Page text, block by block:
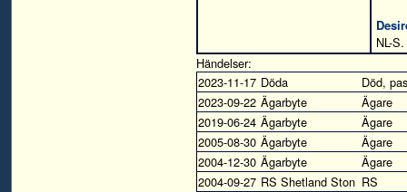
NL-
Händelser:
2023-11-17 Döda
Död,
2023-09-22 Ägarbyte
Ägare
2019-06-24 Ägarbyte
Ägare
2005-08-30 Ägarbyte
Ägare
2004-12-30 Ägarbyte
Ägare
2004-09-27 RS Shetland Ston RS